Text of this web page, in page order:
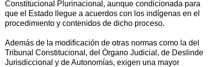
Constitucional Plurinacional, aunque condicionada para
que el Estado llegue a acuerdos con los indígenas en el
procedimiento y contenidos de dicho proceso.
Además de la modificación de otras normas como la del
Tribunal Constitucional, del Órgano Judicial, de Deslinde
Jurisdiccional y de Autonomías, exigen una mayor